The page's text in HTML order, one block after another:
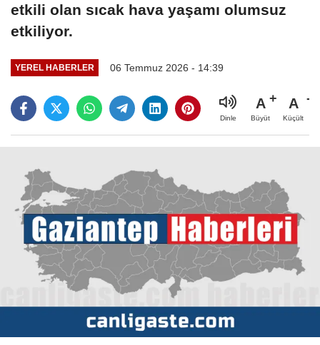
etkili olan sıcak hava yaşamı olumsuz
etkiliyor.
YEREL HABERLER 06 Temmuz 2026 - 14:39
Dinle
A
Büyüt
A
Küçült